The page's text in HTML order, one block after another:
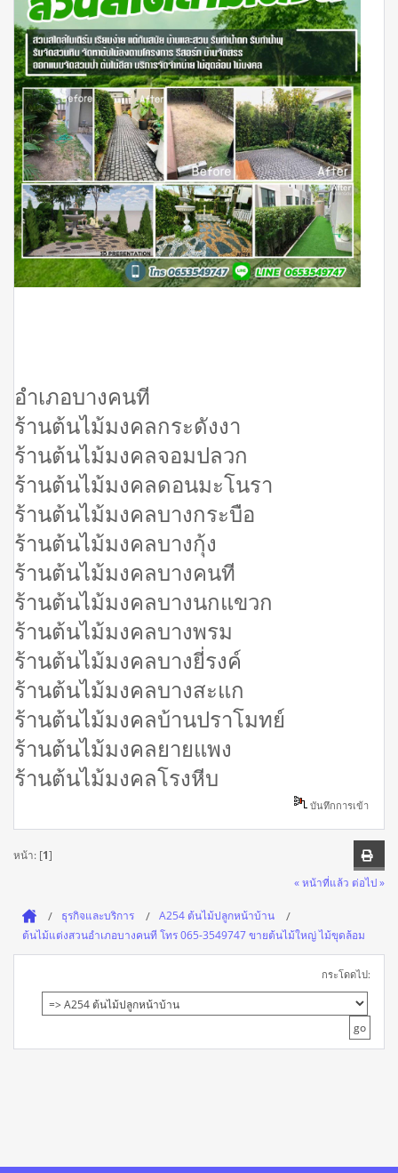
อำเภอบางคนที
ร้านต้นไม้มงคลกระดังงา
ร้านต้นไม้มงคลจอมปลวก
ร้านต้นไม้มงคลดอนมะโนรา
ร้านต้นไม้มงคลบางกระบือ
ร้านต้นไม้มงคลบางกุ้ง
ร้านต้นไม้มงคลบางคนที
ร้านต้นไม้มงคลบางนกแขวก
ร้านต้นไม้มงคลบางพรม
ร้านต้นไม้มงคลบางยี่รงค์
ร้านต้นไม้มงคลบางสะแก
ร้านต้นไม้มงคลบ้านปราโมทย์
ร้านต้นไม้มงคลยายแพง
ร้านต้นไม้มงคลโรงหีบ
บันทึกการเข้า
หน้า: [1]
« หน้าที่แล้ว ต่อไป »
ธุรกิจและบริการ
A254 ต้นไม้ปลูกหน้าบ้าน
ต้นไม้แต่งสวนอำเภอบางคนที โทร 065-3549747 ขายต้นไม้ใหญ่ ไม้ขุดล้อม
กระโดดไป: